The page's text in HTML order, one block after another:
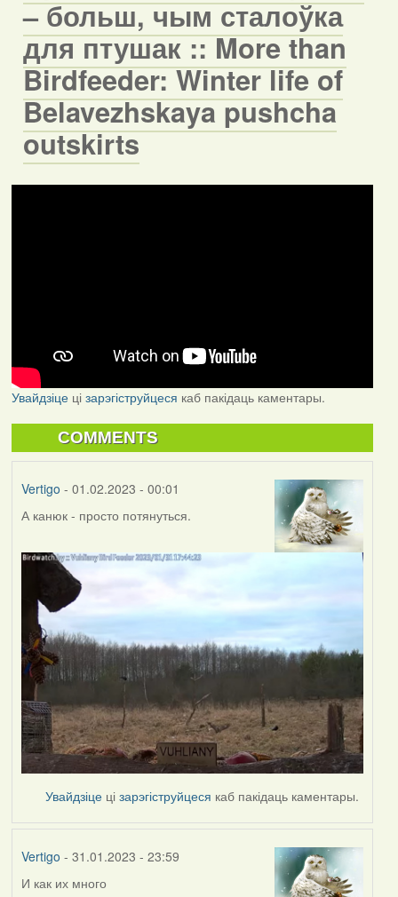
– больш, чым сталоўка
для птушак :: More than
Birdfeeder: Winter life of
Belavezhskaya pushcha
outskirts
Увайдзіцеці зарэгіструйцеся каб пакідаць каментары.
COMMENTS
Vertigo - 01.02.2023 - 00:01
А канюк - просто потянуться.
Увайдзіце цізарэгіструйцеся каб пакідаць каментары.
Vertigo - 31.01.2023 - 23:59
И как их много